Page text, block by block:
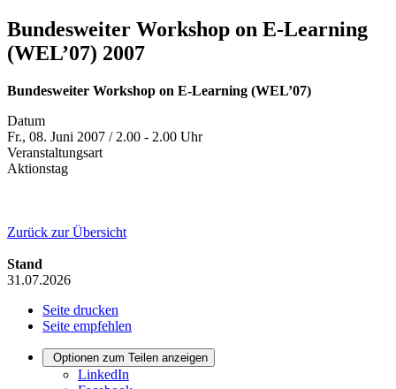
Bundesweiter Workshop on E-Learning
(WEL’07) 2007
Bundesweiter Workshop on E-Learning (WEL’07)
Datum
Fr., 08. Juni 2007 / 2.00 - 2.00 Uhr
Veranstaltungsart
Aktionstag
Zurück zur Übersicht
Stand
31.07.2026
Seite drucken
Seite empfehlen
Optionen zum Teilen anzeigen
LinkedIn